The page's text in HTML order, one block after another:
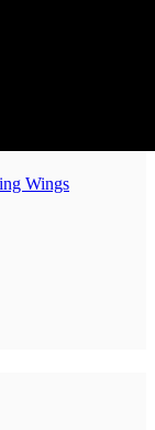
Wings